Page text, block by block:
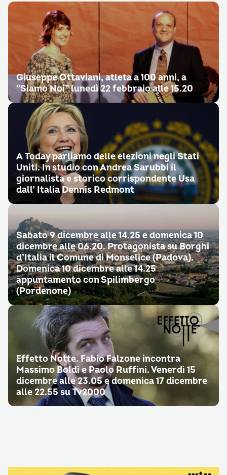
Giuseppe Ottaviani, atleta a 100 anni, a
“Siamo Noi” lunedì 22 febbraio alle 15.20
A Today parliamo delle elezioni negli Stati
Uniti. In studio con Andrea Sarubbi il
giornalista e storico corrispondente Usa
dall’ Italia Dennis Redmont
Sabato 9 dicembre alle 14.25 e domenica 10
dicembre alle 06.20. Protagonista su Borghi
d’Italia il Comune di Monselice (Padova).
Domenica 10 dicembre alle 14.25
appuntamento con Spilimbergo
(Pordenone)
Effetto Notte. Fabio Falzone incontra
Massimo Boldi e Paolo Ruffini. Venerdì 15
dicembre alle 23.05 e domenica 17 dicembre
alle 22.55 su Tv2000